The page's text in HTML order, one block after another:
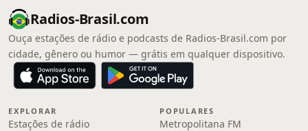
Radios-Brasil.com
Ouça estações de rádio e podcasts de Radios-Brasil.com por
cidade, gênero ou humor — grátis em qualquer dispositivo.
EXPLORAR
Estações de rádio
POPULARES
Metropolitana FM